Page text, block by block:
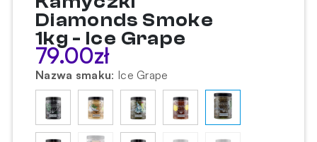
Diamonds Smoke
1kg - Ice Grape
79.00zł
Nazwa smaku: Ice Grape